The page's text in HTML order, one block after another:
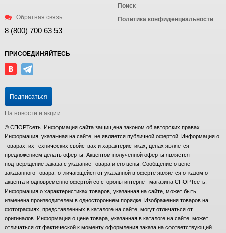
Обратная связь
8 (800) 700 63 53
Поиск
Политика конфиденциальности
ПРИСОЕДИНЯЙТЕСЬ
Подписаться
На новости и акции
© СПОРТсеть. Информация сайта защищена законом об авторских правах.
Информация, указанная на сайте, не является публичной офертой. Информация о
товарах, их технических свойствах и характеристиках, ценах является
предложением делать оферты. Акцептом полученной оферты является
подтверждение заказа с указание товара и его цены. Сообщение о цене
заказанного товара, отличающейся от указанной в оферте является отказом от
акцепта и одновременно офертой со стороны интернет-магазина СПОРТсеть.
Информация о характеристиках товаров, указанная на сайте, может быть
изменена производителем в одностороннем порядке. Изображения товаров на
фотографиях, представленных в каталоге на сайте, могут отличаться от
оригиналов. Информация о цене товара, указанная в каталоге на сайте, может
отличаться от фактической к моменту оформления заказа на соответствующий